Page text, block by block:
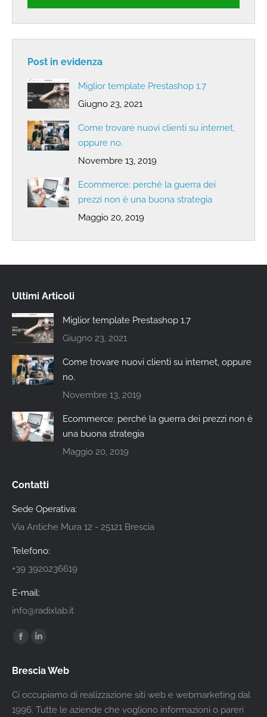
Post in evidenza
Miglior template Prestashop 1.7
Giugno 23, 2021
Come trovare nuovi clienti su internet,
oppure no.
Novembre 13, 2019
Ecommerce: perché la guerra dei
prezzi non è una buona strategia
Maggio 20, 2019
Ultimi Articoli
Miglior template Prestashop 1.7
Giugno 23, 2021
Come trovare nuovi clienti su internet, oppure
no.
Novembre 13, 2019
Ecommerce: perché la guerra dei prezzi non è
una buona strategia
Maggio 20, 2019
Contatti
Sede Operativa:
Via Antiche Mura 12 - 25121 Brescia
Telefono:
+39 3920236619
E-mail:
info@radixlab.it
Find us on:
opens
new
opens
new
Brescia Web
Ci occupiamo di realizzazione siti web e webmarketing dal
1996. Tutte le aziende che vogliono informazioni o pareri